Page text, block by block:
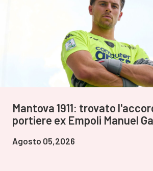
Mantova 1911: trovato
portiere ex Empoli Manuel
Agosto 05,2026